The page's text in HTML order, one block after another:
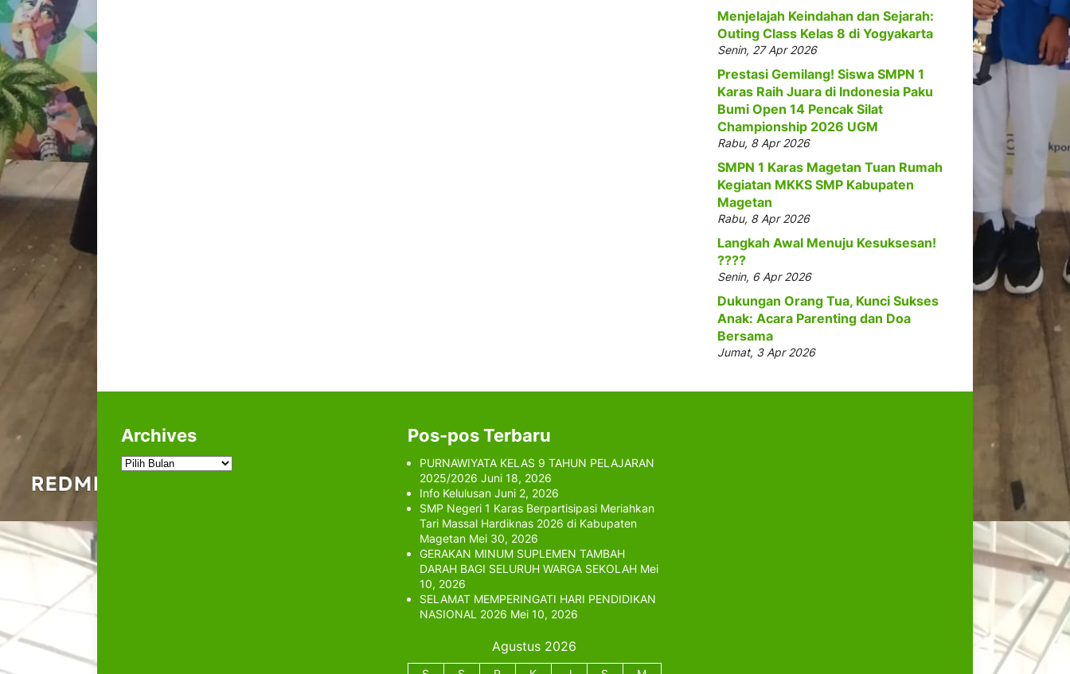
Menjelajah Keindahan dan Sejarah:
Outing Class Kelas 8 di Yogyakarta
Senin, 27 Apr 2026
Prestasi Gemilang! Siswa SMPN 1
Karas Raih Juara di Indonesia Paku
Bumi Open 14 Pencak Silat
Championship 2026 UGM
Rabu, 8 Apr 2026
SMPN 1 Karas Magetan Tuan Rumah
Kegiatan MKKS SMP Kabupaten
Magetan
Rabu, 8 Apr 2026
Langkah Awal Menuju Kesuksesan!
????
Senin, 6 Apr 2026
Dukungan Orang Tua, Kunci Sukses
Anak: Acara Parenting dan Doa
Bersama
Jumat, 3 Apr 2026
Archives
Archives
Pos-pos Terbaru
PURNAWIYATA KELAS 9 TAHUN PELAJARAN
2025/2026 Juni 18, 2026
Info Kelulusan Juni 2, 2026
SMP Negeri 1 Karas Berpartisipasi Meriahkan
Tari Massal Hardiknas 2026 di Kabupaten
Magetan Mei 30, 2026
GERAKAN MINUM SUPLEMEN TAMBAH
DARAH BAGI SELURUH WARGA SEKOLAH Mei
10, 2026
SELAMAT MEMPERINGATI HARI PENDIDIKAN
NASIONAL 2026 Mei 10, 2026
Agustus 2026